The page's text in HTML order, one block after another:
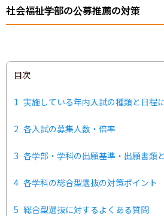
社会福祉学部の公募推薦の対策
目次
1 実施している年内入試の種類と日程
2 各入試の募集人数・倍率
3 各学部・学科の出願基準・出願書類
4 各学科の総合型選抜の対策ポイント
5 総合型選抜に対するよくある質問